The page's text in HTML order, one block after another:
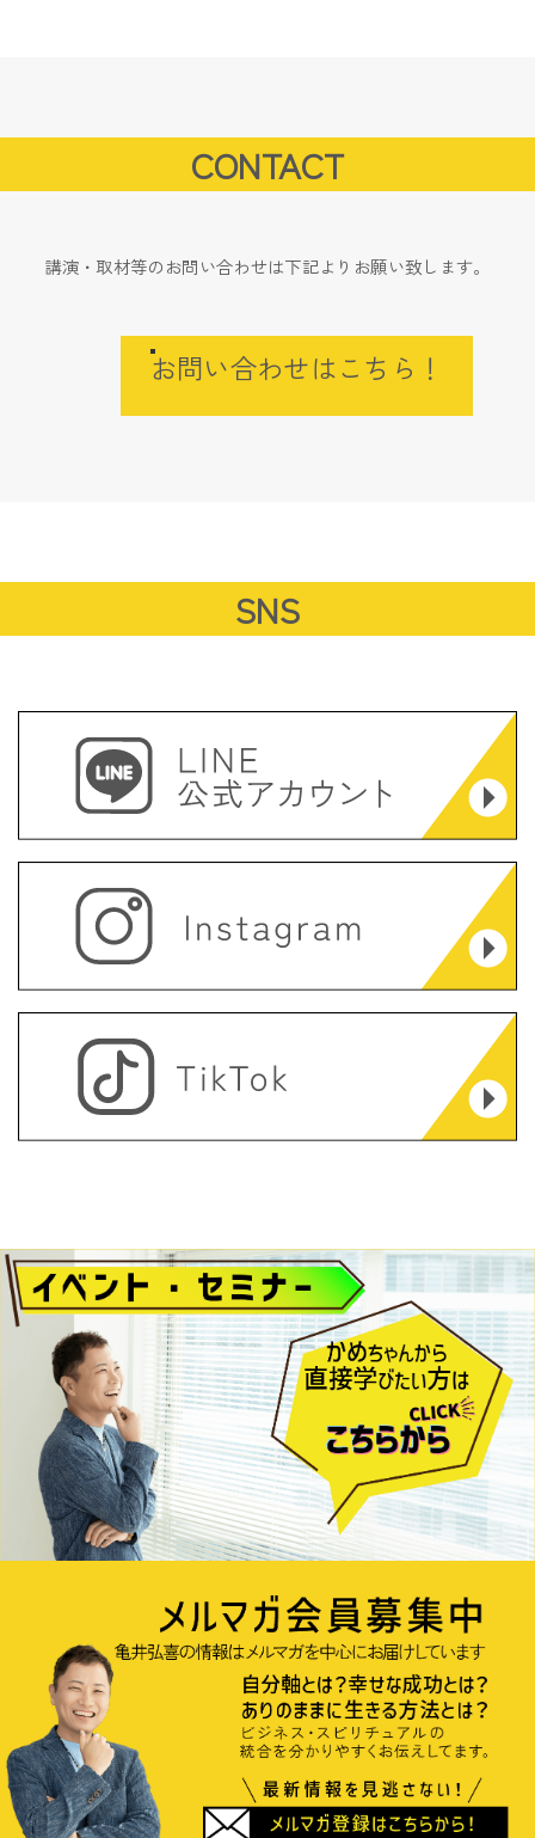
CONTACT
講演・取材等のお問い合わせは下記よりお願い致します。
お問い合わせはこちら！
SNS